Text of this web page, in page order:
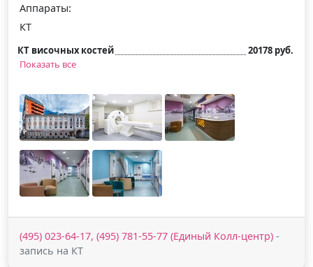
Аппараты:
КТ
КТ височных костей
20178 руб.
Показать все
(495) 023-64-17, (495) 781-55-77 (Единый Колл-центр) -
запись на КТ